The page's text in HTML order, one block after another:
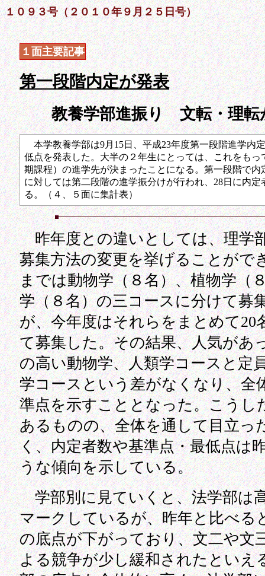
１０９３号（２０１０年９月２５日号）
１面主要記事
第一段階内定が発表
教養学部進振り 文転・理転
本学教養学部は9月15日、平成23年度第一段階進学内
低点を発表した。大半の２年生にとっては、これをもっ
期課程）の進学先が決まったことになる。第一段階で内
に対しては第二段階の進学振分けが行われ、28日に内定
る。（４、５面に集計表）
昨年度との違いとしては、理学
募集方法の変更を挙げることがで
までは動物学（８名）、植物学（
学（８名）の三コースに分けて募
が、今年度はそれらをまとめて20
て募集した。その結果、人気があ
の高い動物学、人類学コースと定
学コースという差がなくなり、全
準点を示すこととなった。こうし
あるものの、全体を通して目立っ
く、内定者数や基準点・最低点は
うな傾向を示している。
学部別に見ていくと、法学部は
マークしているが、昨年と比べる
の底点が下がっており、文二や文
よる競争が少し緩和されたといえ